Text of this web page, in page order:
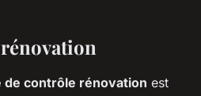
de contrôle rénovation est